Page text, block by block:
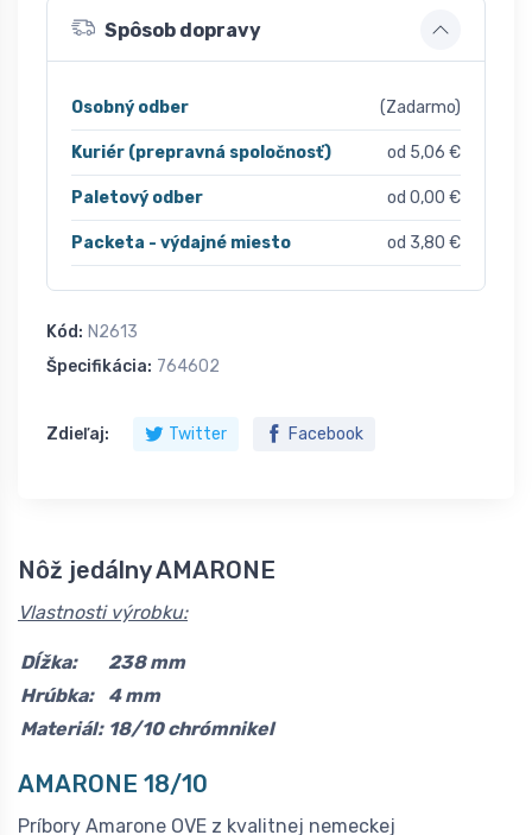
Spôsob dopravy
Osobný odber (Zadarmo)
Kuriér (prepravná spoločnosť) od 5,06 €
Paletový odber od 0,00 €
Packeta - výdajné miesto od 3,80 €
Kód: N2613
Špecifikácia: 764602
Zdieľaj: Twitter Facebook
Nôž jedálny AMARONE
Vlastnosti výrobku:
Dĺžka:
238 mm
Hrúbka:
4 mm
Materiál: 18/10 chrómnikel
AMARONE 18/10
Príbory Amarone OVE z kvalitnej nemeckej